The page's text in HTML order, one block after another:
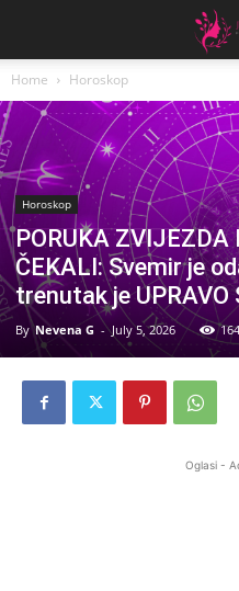
Home Horoskop
Horoskop
PORUKA ZVIJEZDA
ČEKALI: Svemir je
trenutak je UPRAVO
By Nevena G - July 5, 2026
Oglasi -